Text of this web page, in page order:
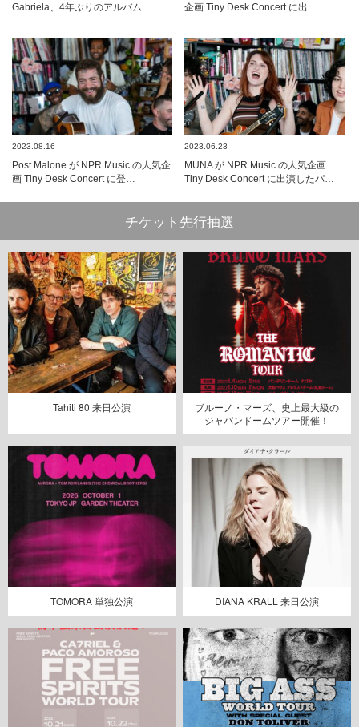
Gabriela、4年ぶりのアルバム…
企画 Tiny Desk Concert に出…
2023.08.16
Post Malone が NPR Music の人気企
画 Tiny Desk Concert に登…
2023.06.23
MUNA が NPR Music の人気企画
Tiny Desk Concert に出演したパ…
チケット先行抽選
Tahiti 80 来日公演
ブルーノ・マーズ、史上最大級の
ジャパンドームツアー開催！
TOMORA 単独公演 DIANA KRALL 来日公演